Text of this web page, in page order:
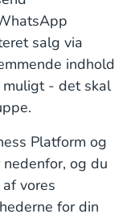
salg via
indhold
muligt - det skal
Platform og
og du
vores
for din